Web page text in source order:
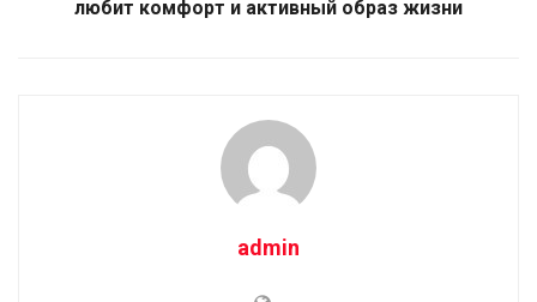
любит комфорт и активный образ жизни
admin